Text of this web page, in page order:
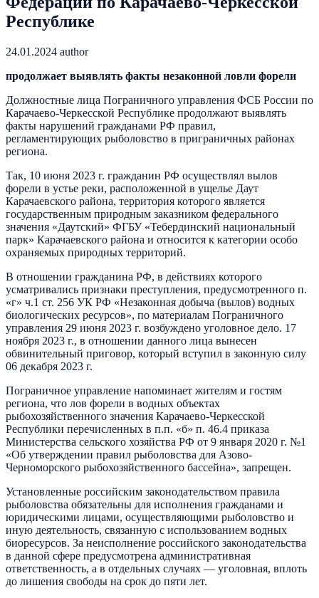
Республике
24.01.2024 author
продолжает выявлять факты незаконной ловли форели
Должностные лица Пограничного управления ФСБ России по
Карачаево-Черкесской Республике продолжают выявлять
факты нарушений гражданами РФ правил,
регламентирующих рыболовство в приграничных районах
региона.
Так, 10 июня 2023 г. гражданин РФ осуществлял вылов
форели в устье реки, расположенной в ущелье Даут
Карачаевского района, территория которого является
государственным природным заказником федерального
значения «Даутский» ФГБУ «Тебердинский национальный
парк» Карачаевского района и относится к категории особо
охраняемых природных территорий.
В отношении гражданина РФ, в действиях которого
усматривались признаки преступления, предусмотренного п.
«г» ч.1 ст. 256 УК РФ «Незаконная добыча (вылов) водных
биологических ресурсов», по материалам Пограничного
управления 29 июня 2023 г. возбуждено уголовное дело. 17
ноября 2023 г., в отношении данного лица вынесен
обвинительный приговор, который вступил в законную силу
06 декабря 2023 г.
Пограничное управление напоминает жителям и гостям
региона, что лов форели в водных объектах
рыбохозяйственного значения Карачаево-Черкесской
Республики перечисленных в п.п. «б» п. 46.4 приказа
Министерства сельского хозяйства РФ от 9 января 2020 г. №1
«Об утверждении правил рыболовства для Азово-
Черноморского рыбохозяйственного бассейна», запрещен.
Установленные российским законодательством правила
рыболовства обязательны для исполнения гражданами и
юридическими лицами, осуществляющими рыболовство и
иную деятельность, связанную с использованием водных
биоресурсов. За неисполнение российского законодательства
в данной сфере предусмотрена административная
ответственность, а в отдельных случаях — уголовная, вплоть
до лишения свободы на срок до пяти лет.